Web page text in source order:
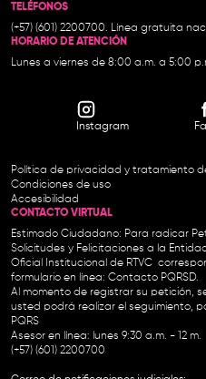
TELÉFONOS
(+57) (601) 2200700. Línea gratuita
HORARIO DE ATENCIÓN
Lunes a viernes de 8:00 a.m. a 5:00
Instagram
Política de privacidad y tratamiento
Condiciones de uso
Accesibilidad
CONTACTO VIRTUAL
Estimado Ciudadano: Para radicar
Solicitudes y Felicitaciones a la
Oficial Institucional de RTVC
formulario en línea: Contacto PQRSD.
Al momento de registrar su petición,
usted podrá realizar el seguimiento,
PQRS
Asesor en línea: lunes 9:30 a.m. - 12 m.
(+57) (601) 2200700